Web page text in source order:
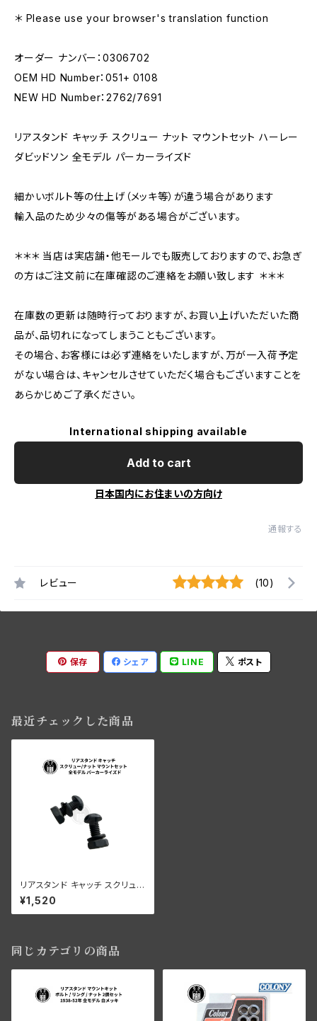
＊ Please use your browser's translation function
オーダー ナンバー：0306702
OEM HD Number：051+ 0108
NEW HD Number：2762/7691
リアスタンド キャッチ スクリュー ナット マウントセット ハーレー
ダビッドソン 全モデル パーカーライズド
細かいボルト等の仕上げ（メッキ等）が違う場合があります
輸入品のため少々の傷等がある場合がございます。
＊＊＊ 当店は実店舗・他モールでも販売しておりますので、お急ぎ
の方はご注文前に在庫確認のご連絡をお願い致します ＊＊＊
在庫数の更新は随時行っておりますが、お買い上げいただいた商
品が、品切れになってしまうこともございます。
その場合、お客様には必ず連絡をいたしますが、万が一入荷予定
がない場合は、キャンセルさせていただく場合もございますことを
あらかじめご了承ください。
International shipping available
Add to cart
日本国内にお住まいの方向け
通報する
レビュー (10)
保存 シェア LINE ポスト
最近チェックした商品
リアスタンド キャッチ スクリュー
ナット マウントセット ハーレーダ
ビッドソン 全モデル パーカーラ
イズド
¥1,520
同じカテゴリの商品